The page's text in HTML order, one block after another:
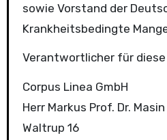
sowie Vorstand der
Krankheitsbedingte
Verantwortlicher für
Corpus Linea GmbH
Herr Markus Prof. Dr. Masin
Waltrup 16